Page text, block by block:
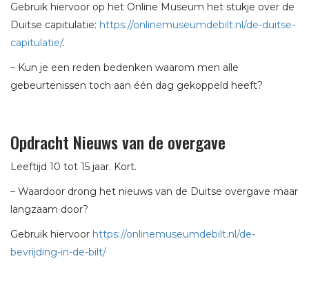
Gebruik hiervoor op het Online Museum het stukje over de
Duitse capitulatie: https://onlinemuseumdebilt.nl/de-duitse-
capitulatie/.
– Kun je een reden bedenken waarom men alle
gebeurtenissen toch aan één dag gekoppeld heeft?
Opdracht Nieuws van de overgave
Leeftijd 10 tot 15 jaar. Kort.
– Waardoor drong het nieuws van de Duitse overgave maar
langzaam door?
Gebruik hiervoor https://onlinemuseumdebilt.nl/de-
bevrijding-in-de-bilt/